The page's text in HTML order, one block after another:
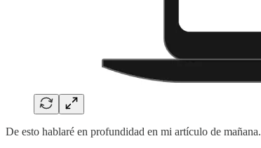
De esto hablaré en profundidad en mi artículo de mañana.